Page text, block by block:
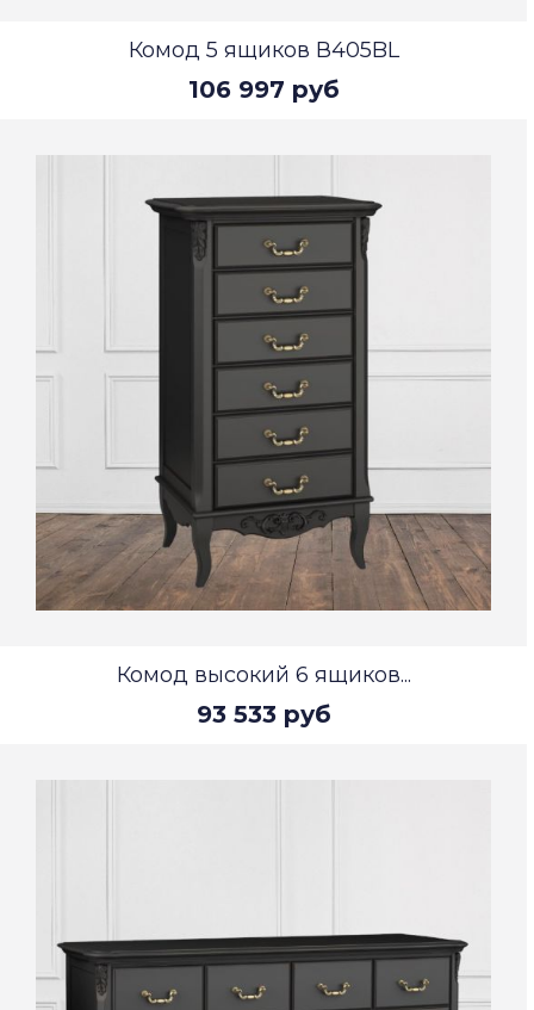
Комод 5 ящиков В405BL
106 997 руб
Комод высокий 6 ящиков...
93 533 руб